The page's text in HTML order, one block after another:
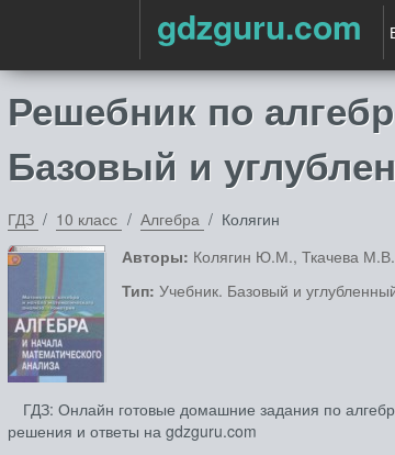
gdzguru.com
Решебник по
Базовый и
ГДЗ 10 класс Алгебра
Колягин
Авторы: Колягин Ю.М., Ткачева
Тип: Учебник. Базовый и
ГДЗ: Онлайн готовые домашние задания по
решения и ответы на gdzguru.com